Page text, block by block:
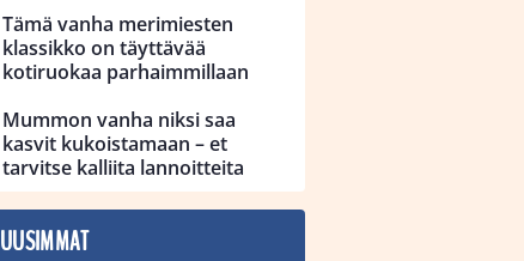
Tämä vanha merimiesten
klassikko on täyttävää
kotiruokaa parhaimmillaan
Mummon vanha niksi saa
kasvit kukoistamaan – et
tarvitse kalliita lannoitteita
UUSIMMAT